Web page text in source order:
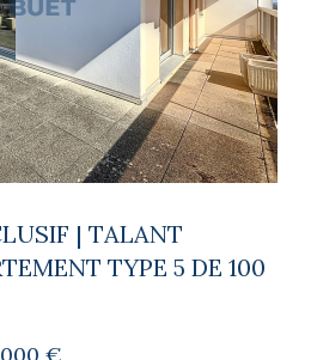
le bien
| TALANT
TYPE 5 DE 100
€